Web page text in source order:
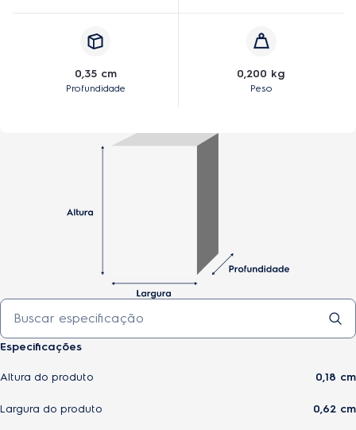
0,35 cm
Profundidade
0,200 kg
Peso
Especificações
Altura do produto 0,18 cm
Largura do produto 0,62 cm